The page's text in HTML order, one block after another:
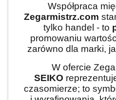
Współpraca
Zegarmistrz.com
tylko handel - to
promowaniu
zarówno dla marki,
W ofercie
SEIKO
czasomierze; to